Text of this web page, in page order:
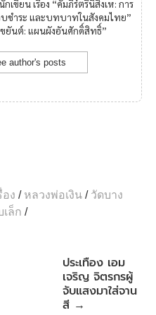
เขียน เรื่อง “คัมภีร์ตรีนิสิงเห: การ
ชำระ และบทบาทในสังคมไทย”
ขยันต์: แผนผังอันศักดิ์สิทธิ์”
author's posts
อง / หลวงพ่อเงิน / วัดบาง
ล็ก /
ประเทือง เอม
เจริญ จิตรกรผู้
จับแสงมาใส่จาน
สี →